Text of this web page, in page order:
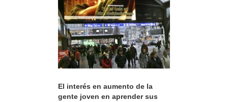
El interés en aumento de la
gente joven en aprender sus